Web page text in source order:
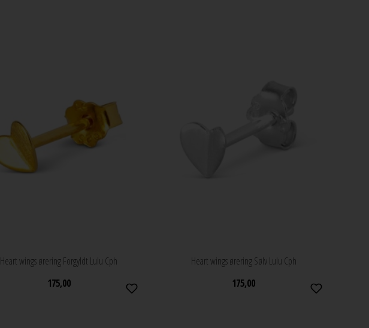
Heart wings ørering Forgyldt Lulu Cph
175,00
Heart wings ørering Sølv Lulu Cph
175,00